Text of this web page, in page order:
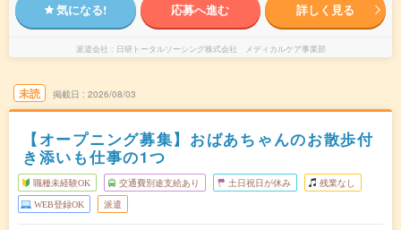
気になる! 応募へ進む 詳しく見る
派遣会社 日研トータルソーシング株式会社 メディカルケア事業部
未読 掲載日 2026/08/03
【オープニング募集】おばあちゃんのお散歩付
き添いも仕事の1つ
職種未経験OK 交通費別途支給あり 土日祝日が休み 残業なし
WEB登録OK 派遣